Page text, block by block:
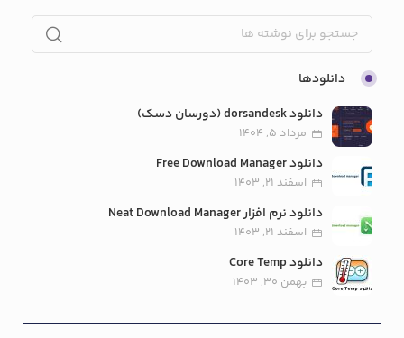
دانلودها
دانلود dorsandesk (دورسان دسک)
مرداد 5, 1404
دانلود Free Download Manager
اسفند 21, 1403
دانلود نرم افزار Neat Download Manager
اسفند 21, 1403
دانلود Core Temp
بهمن 30, 1403